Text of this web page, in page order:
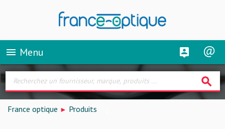
menu Menu
search
France optique Produits